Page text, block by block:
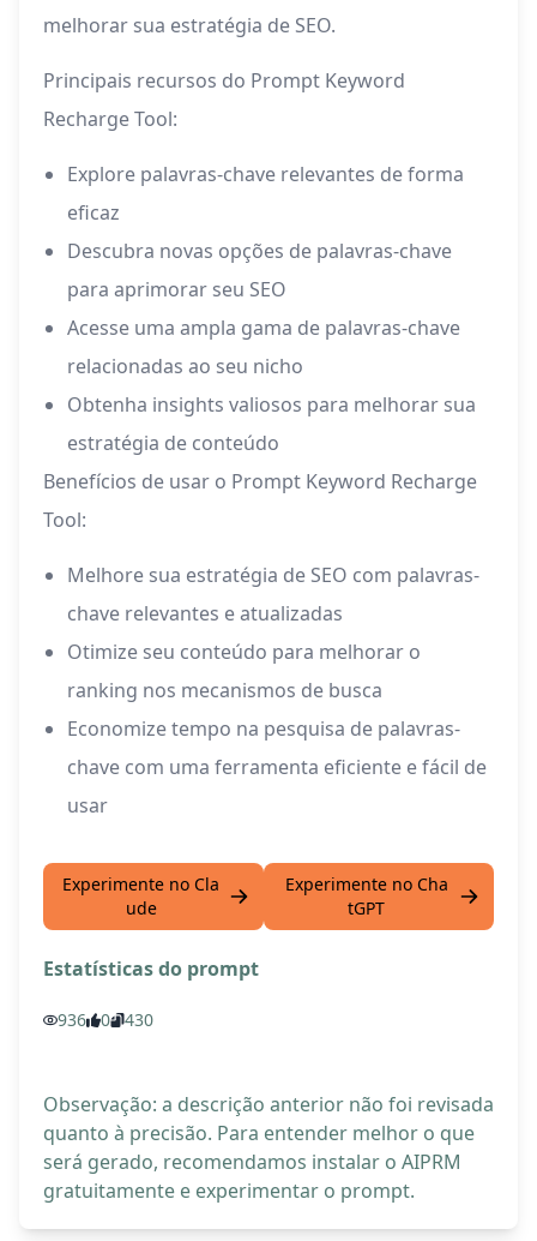
melhorar sua estratégia de SEO.
Principais recursos do Prompt Keyword
Recharge Tool:
Explore palavras-chave relevantes de forma
eficaz
Descubra novas opções de palavras-chave
para aprimorar seu SEO
Acesse uma ampla gama de palavras-chave
relacionadas ao seu nicho
Obtenha insights valiosos para melhorar sua
estratégia de conteúdo
Benefícios de usar o Prompt Keyword Recharge
Tool:
Melhore sua estratégia de SEO com palavras-
chave relevantes e atualizadas
Otimize seu conteúdo para melhorar o
ranking nos mecanismos de busca
Economize tempo na pesquisa de palavras-
chave com uma ferramenta eficiente e fácil de
usar
Experimente no Cla
ude
Experimente no Cha
tGPT
Estatísticas do prompt
936 0 430
Observação: a descrição anterior não foi revisada
quanto à precisão. Para entender melhor o que
será gerado, recomendamos instalar o AIPRM
gratuitamente e experimentar o prompt.